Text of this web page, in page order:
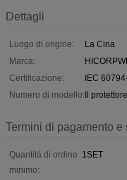
Dettagli
Luogo di origine:
La Cina
Marca:
Certificazione:
IEC
Numero di modello:Il
Termini di pagamento e
Quantità di ordine
minimo:
1SET